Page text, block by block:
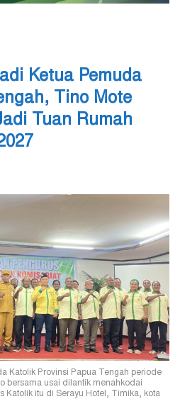
Ketua Pemuda
Tino Mote
Tuan Rumah
Katolik Provinsi Papua Tengah periode
bersama usai dilantik menahkodai
Katolik itu di Serayu Hotel, Timika, kota